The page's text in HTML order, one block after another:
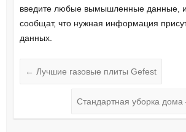
введите любые вымышленные данные,
сообщат, что нужная информация
данных.
← Лучшие газовые плиты Gefest
Стандартная уборка дома